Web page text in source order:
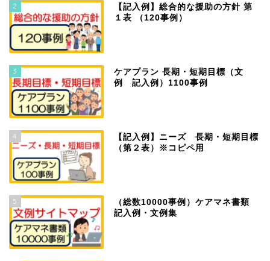
2
【記入例】総合的な援助の方針 第
１表 （120事例）
3
ケアプラン 長期・短期目標（文
例 記入例）1100事例
4
【記入例】ニーズ 長期・短期目標
（第２表）※コピペ用
5
（総数10000事例）ケアマネ書類
記入例・文例集